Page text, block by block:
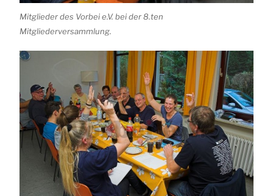
Mitglieder des Vorbei e.V. bei der 8.ten
Mitgliederversammlung.